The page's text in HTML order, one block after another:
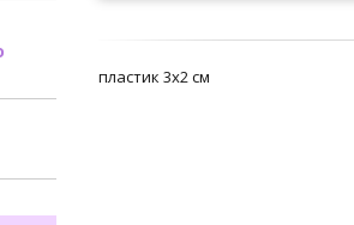
пластик 3х2 см